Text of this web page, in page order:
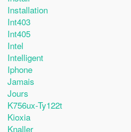
Installation
Int403
Int405
Intel
Intelligent
Iphone
Jamais
Jours
K756ux-Ty122t
Kioxia
Knaller